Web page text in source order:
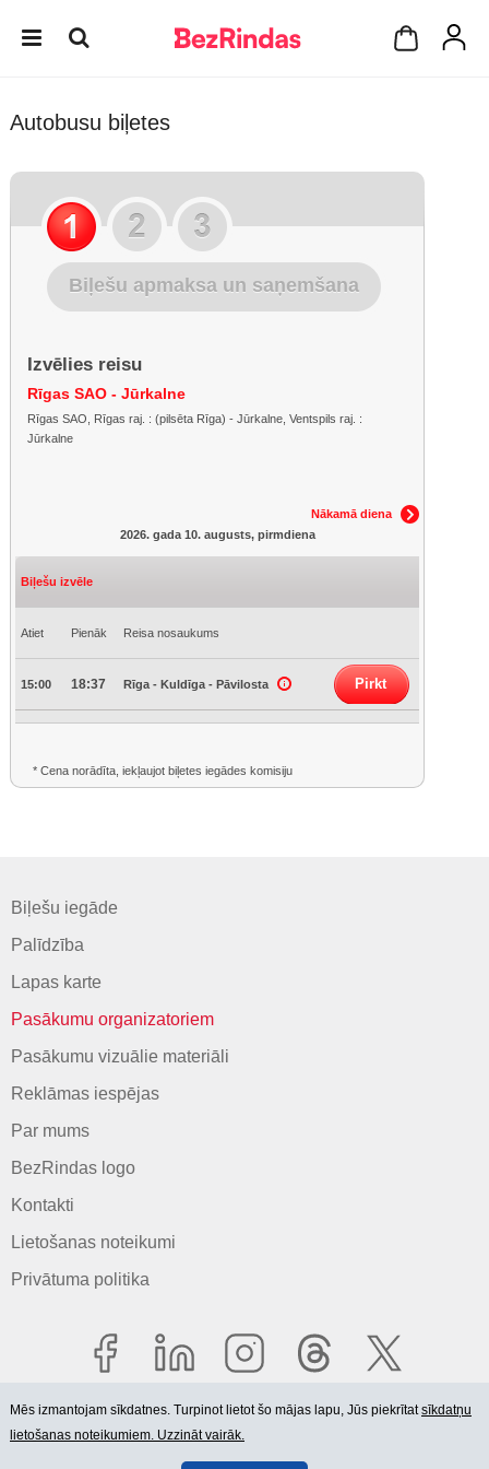
Autobusu biļetes
Biļešu apmaksa un saņemšana
Izvēlies reisu
Rīgas SAO - Jūrkalne
Rīgas SAO, Rīgas raj. : (pilsēta Rīga) - Jūrkalne, Ventspils raj. :
Jūrkalne
Nākamā diena
2026. gada 10. augusts, pirmdiena
Biļešu izvēle
Atiet Pienāk Reisa nosaukums
15:00 18:37 Rīga - Kuldīga - Pāvilosta Pirkt
* Cena norādīta, iekļaujot biļetes iegādes komisiju
Biļešu iegāde
Palīdzība
Lapas karte
Pasākumu organizatoriem
Pasākumu vizuālie materiāli
Reklāmas iespējas
Par mums
BezRindas logo
Kontakti
Lietošanas noteikumi
Privātuma politika
© 2006-2026 SIA "BEZRINDAS.LV".
Mēs izmantojam sīkdatnes. Turpinot lietot šo mājas lapu, Jūs piekrītatsīkdatņu
lietošanas noteikumiem. Uzzināt vairāk.